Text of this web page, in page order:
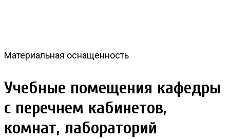
Материальная оснащенность
Учебные помещения кафедры
с перечнем кабинетов,
комнат, лабораторий